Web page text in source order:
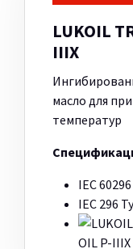
LUKOIL
IIIX
масло для
температур
IEC
IEC 296